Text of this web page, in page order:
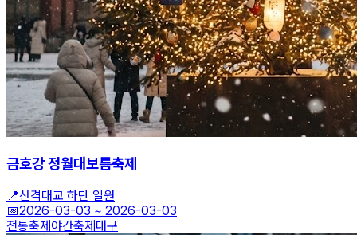
금호강 정월대보름축제
📍산격대교 하단 일원
📅2026-03-03 ~ 2026-03-03
전통축제야간축제대구